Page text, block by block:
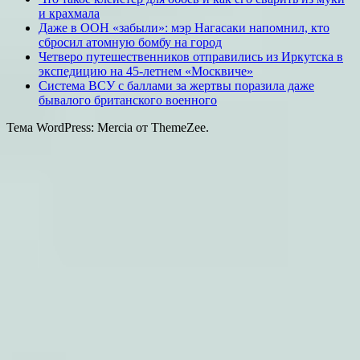
и крахмала
Даже в ООН «забыли»: мэр Нагасаки напомнил, кто
сбросил атомную бомбу на город
Четверо путешественников отправились из Иркутска в
экспедицию на 45-летнем «Москвиче»
Система ВСУ с баллами за жертвы поразила даже
бывалого британского военного
Тема WordPress: Mercia от ThemeZee.